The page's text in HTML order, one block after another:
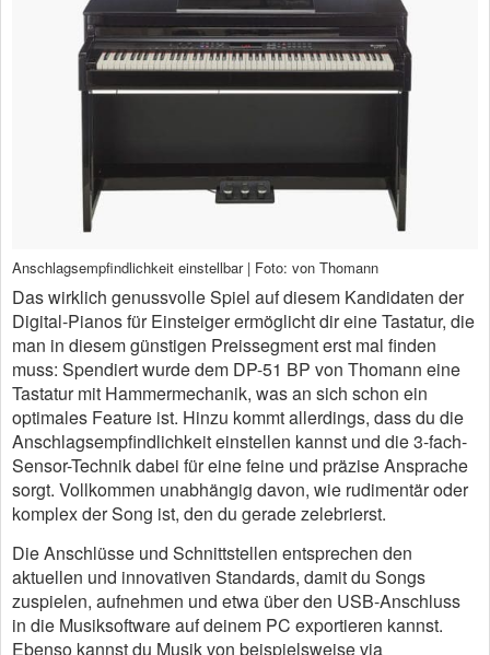
Anschlagsempfindlichkeit einstellbar | Foto: von Thomann
Das wirklich genussvolle Spiel auf diesem Kandidaten der
Digital-Pianos für Einsteiger ermöglicht dir eine Tastatur, die
man in diesem günstigen Preissegment erst mal finden
muss: Spendiert wurde dem DP-51 BP von Thomann eine
Tastatur mit Hammermechanik, was an sich schon ein
optimales Feature ist. Hinzu kommt allerdings, dass du die
Anschlagsempfindlichkeit einstellen kannst und die 3-fach-
Sensor-Technik dabei für eine feine und präzise Ansprache
sorgt. Vollkommen unabhängig davon, wie rudimentär oder
komplex der Song ist, den du gerade zelebrierst.
Die Anschlüsse und Schnittstellen entsprechen den
aktuellen und innovativen Standards, damit du Songs
zuspielen, aufnehmen und etwa über den USB-Anschluss
in die Musiksoftware auf deinem PC exportieren kannst.
Ebenso kannst du Musik von beispielsweise via